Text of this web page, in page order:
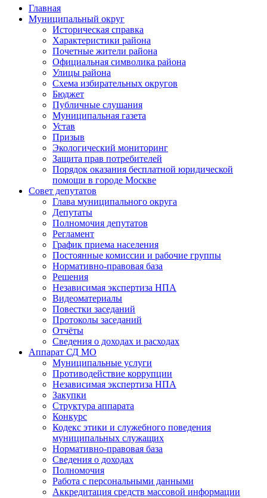
Главная
Муниципальный округ
Историческая справка
Характеристики района
Почетные жители района
Официальная символика района
Улицы района
Схема избирательных округов
Бюджет
Публичные слушания
Муниципальная газета
Устав
Призыв
Экологический мониторинг
Защита прав потребителей
Порядок оказания бесплатной юридической
помощи в городе Москве
Совет депутатов
Глава муниципального округа
Депутаты
Полномочия депутатов
Регламент
График приема населения
Постоянные комиссии и рабочие группы
Нормативно-правовая база
Решения
Независимая экспертиза НПА
Видеоматериалы
Повестки заседаний
Протоколы заседаний
Отчёты
Сведения о доходах и расходах
Аппарат СД МО
Муниципальные услуги
Противодействие коррупции
Независимая экспертиза НПА
Закупки
Структура аппарата
Конкурс
Кодекс этики и служебного поведения
муниципальных служащих
Нормативно-правовая база
Сведения о доходах
Полномочия
Работа с персональными данными
Аккредитация средств массовой информации